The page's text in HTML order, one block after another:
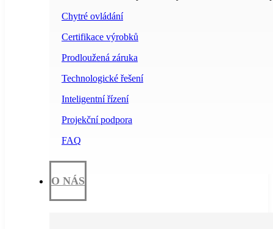
Chytré ovládání
Certifikace výrobků
Prodloužená záruka
Technologické řešení
Inteligentní řízení
Projekční podpora
FAQ
O NÁS